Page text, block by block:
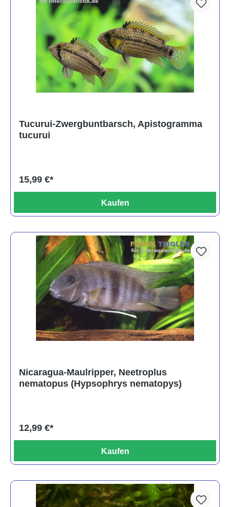
Tucurui-Zwergbuntbarsch, Apistogramma
tucurui
15,99 €*
Kaufen
Nicaragua-Maulripper, Neetroplus
nematopus (Hypsophrys nematopys)
12,99 €*
Kaufen